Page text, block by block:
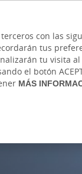
con las
tus
tu visita
el botón
MÁS
Y